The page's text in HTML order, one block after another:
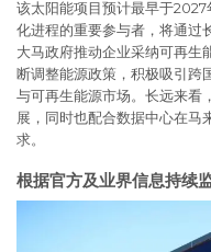
该太阳能项目预计最早于
化进程的重要参与者，将通过
大马政府推动企业采纳可再生
断调整能源政策，积极吸引跨
与可再生能源市场。长远来看
展，同时也配合数据中心在马
求。
根据官方及业界信息持续